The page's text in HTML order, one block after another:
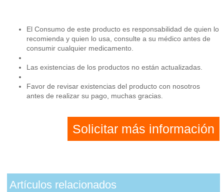
El Consumo de este producto es responsabilidad de quien lo
recomienda y quien lo usa, consulte a su médico antes de
consumir cualquier medicamento.
Las existencias de los productos no están actualizadas.
Favor de revisar existencias del producto con nosotros
antes de realizar su pago, muchas gracias.
Solicitar más información
Artículos relacionados